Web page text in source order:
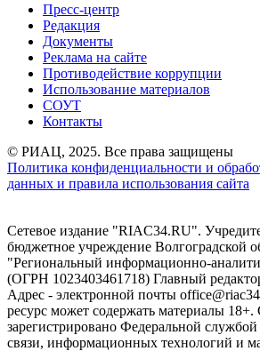
Пресс-центр
Редакция
Документы
Реклама на сайте
Противодействие коррупции
Использование материалов
СОУТ
Контакты
© РИАЦ, 2025. Все права защищены
Политика конфиденциальности и
данных и правила использования сайта
Сетевое издание "RIAC34.RU".
бюджетное учреждение Волгоградской
"Региональный информационно-
(ОГРН 1023403461718) Главный
Адрес - электронной почты
ресурс может содержать материалы 18+.
зарегистрировано Федеральной
связи, информационных технологий и